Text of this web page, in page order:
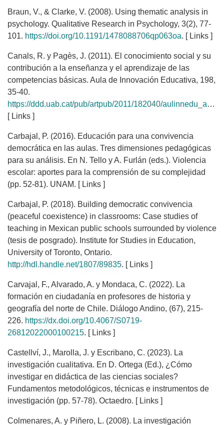
Braun, V., & Clarke, V. (2008). Using thematic analysis in
psychology. Qualitative Research in Psychology, 3(2), 77-
101. https://doi.org/10.1191/1478088706qp063oa. [ Links ]
Canals, R. y Pagès, J. (2011). El conocimiento social y su
contribución a la enseñanza y el aprendizaje de las
competencias básicas. Aula de Innovación Educativa, 198,
35-40.
https://ddd.uab.cat/pub/artpub/2011/182040/aulinnedu_a2011n198p35.pdf
[ Links ]
Carbajal, P. (2016). Educación para una convivencia
democrática en las aulas. Tres dimensiones pedagógicas
para su análisis. En N. Tello y A. Furlán (eds.). Violencia
escolar: aportes para la comprensión de su complejidad
(pp. 52-81). UNAM. [ Links ]
Carbajal, P. (2018). Building democratic convivencia
(peaceful coexistence) in classrooms: Case studies of
teaching in Mexican public schools surrounded by violence
(tesis de posgrado). Institute for Studies in Education,
University of Toronto, Ontario.
http://hdl.handle.net/1807/89835. [ Links ]
Carvajal, F., Alvarado, A. y Mondaca, C. (2022). La
formación en ciudadanía en profesores de historia y
geografía del norte de Chile. Diálogo Andino, (67), 215-
226. https://dx.doi.org/10.4067/S0719-
26812022000100215. [ Links ]
Castellví, J., Marolla, J. y Escribano, C. (2023). La
investigación cualitativa. En D. Ortega (Ed.), ¿Cómo
investigar en didáctica de las ciencias sociales?
Fundamentos metodológicos, técnicas e instrumentos de
investigación (pp. 57-78). Octaedro. [ Links ]
Colmenares, A. y Piñero, L. (2008). La investigación